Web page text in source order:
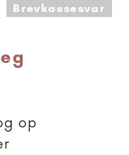
15+
Brevkassesvar
op